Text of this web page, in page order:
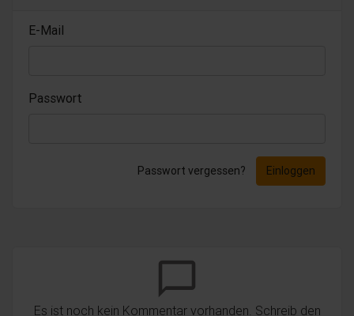
E-Mail
Passwort
Passwort vergessen? Einloggen
chat_bubble_outline
Es ist noch kein Kommentar vorhanden. Schreib den